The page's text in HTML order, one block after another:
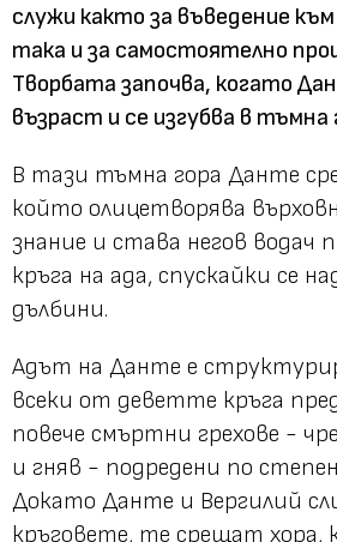
служи както за въведение
така и за самостоятелно
Творбата започва, когато
възраст и се изгубва в тъмна
В тази тъмна гора Данте
който олицетворява
знание и става негов водач
кръга на ада, спускайки се
дълбини.
Адът на Данте е
всеки от деветте кръга
повече смъртни грехове -
и гняв - подредени по
Докато Данте и Вергилий
кръговете, те срещат хора,